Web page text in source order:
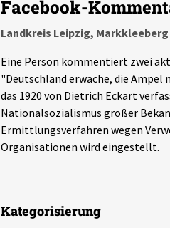
Facebook-
Landkreis Leipzig, Markkleeberg
Eine Person kommentiert zwei
"Deutschland erwache, die Ampel
das 1920 von Dietrich Eckart
Nationalsozialismus großer
Ermittlungsverfahren wegen
Organisationen wird eingestellt.
Kategorisierung